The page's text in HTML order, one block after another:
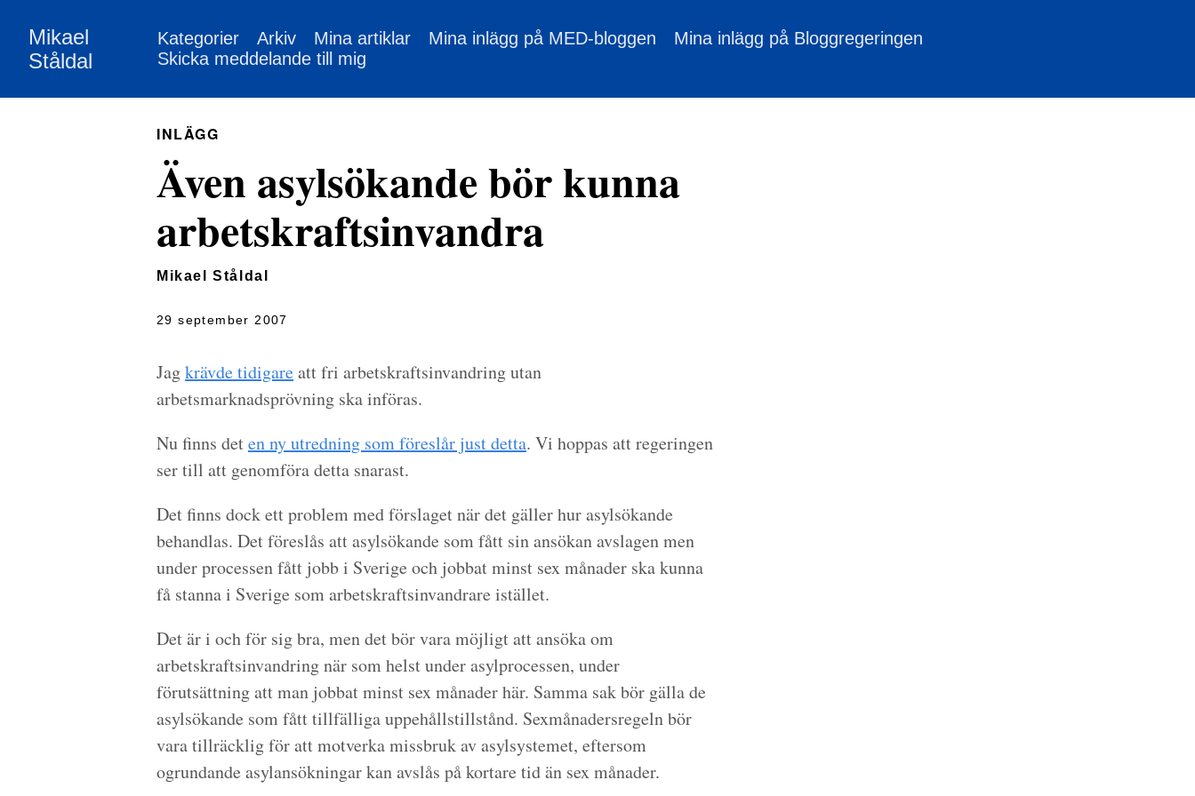
Mikael
Ståldal
Kategorier Arkiv Mina artiklar Mina inlägg på MED-bloggen
Mina inlägg på Bloggregeringen
Skicka meddelande till mig
INLÄGG
Även asylsökande bör kunna
arbetskraftsinvandra
Mikael Ståldal
29 september 2007
Jagkrävde tidigareatt fri arbetskraftsinvandring utan
arbetsmarknadsprövning ska införas.
Nu finns deten ny utredning som föreslår just detta. Vi hoppas att regeringen
ser till att genomföra detta snarast.
Det finns dock ett problem med förslaget när det gäller hur asylsökande
behandlas. Det föreslås att asylsökande som fått sin ansökan avslagen men
under processen fått jobb i Sverige och jobbat minst sex månader ska kunna
få stanna i Sverige som arbetskraftsinvandrare istället.
Det är i och för sig bra, men det bör vara möjligt att ansöka om
arbetskraftsinvandring när som helst under asylprocessen, under
förutsättning att man jobbat minst sex månader här. Samma sak bör gälla de
asylsökande som fått tillfälliga uppehållstillstånd. Sexmånadersregeln bör
vara tillräcklig för att motverka missbruk av asylsystemet, eftersom
ogrundande asylansökningar kan avslås på kortare tid än sex månader.